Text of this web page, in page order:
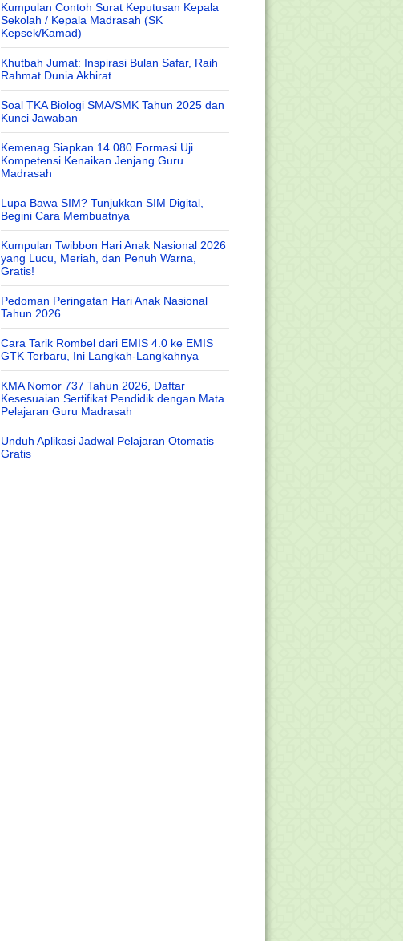
Kumpulan Contoh Surat Keputusan Kepala
Sekolah / Kepala Madrasah (SK
Kepsek/Kamad)
Khutbah Jumat: Inspirasi Bulan Safar, Raih
Rahmat Dunia Akhirat
Soal TKA Biologi SMA/SMK Tahun 2025 dan
Kunci Jawaban
Kemenag Siapkan 14.080 Formasi Uji
Kompetensi Kenaikan Jenjang Guru
Madrasah
Lupa Bawa SIM? Tunjukkan SIM Digital,
Begini Cara Membuatnya
Kumpulan Twibbon Hari Anak Nasional 2026
yang Lucu, Meriah, dan Penuh Warna,
Gratis!
Pedoman Peringatan Hari Anak Nasional
Tahun 2026
Cara Tarik Rombel dari EMIS 4.0 ke EMIS
GTK Terbaru, Ini Langkah-Langkahnya
KMA Nomor 737 Tahun 2026, Daftar
Kesesuaian Sertifikat Pendidik dengan Mata
Pelajaran Guru Madrasah
Unduh Aplikasi Jadwal Pelajaran Otomatis
Gratis